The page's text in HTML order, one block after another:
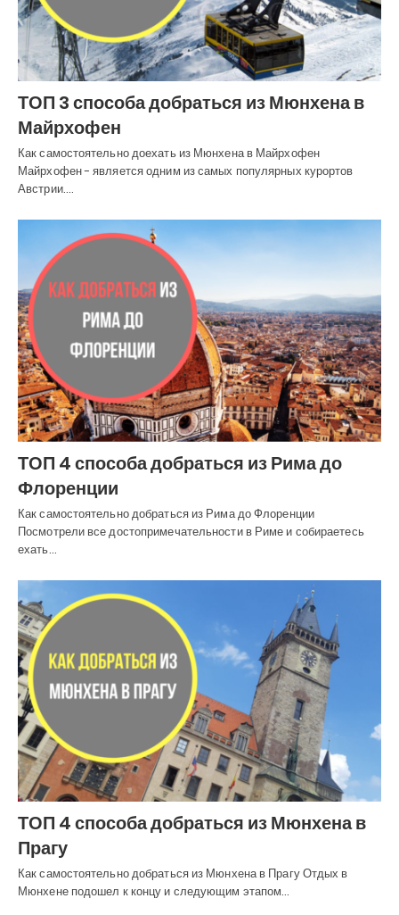
ТОП 3 способа добраться из Мюнхена в
Майрхофен
Как самостоятельно доехать из Мюнхена в Майрхофен
Майрхофен - является одним из самых популярных курортов
Австрии.…
ТОП 4 способа добраться из Рима до
Флоренции
Как самостоятельно добраться из Рима до Флоренции
Посмотрели все достопримечательности в Риме и собираетесь
ехать…
ТОП 4 способа добраться из Мюнхена в
Прагу
Как самостоятельно добраться из Мюнхена в Прагу Отдых в
Мюнхене подошел к концу и следующим этапом…